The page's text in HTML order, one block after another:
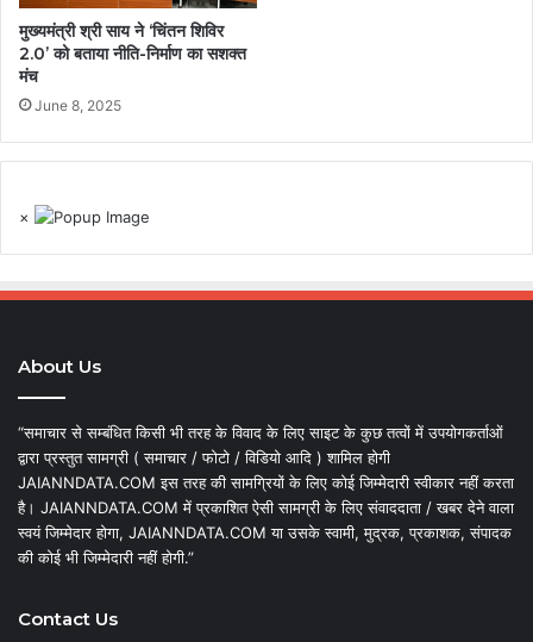
मुख्यमंत्री श्री साय ने ‘चिंतन शिविर
2.0’ को बताया नीति-निर्माण का सशक्त
मंच
June 8, 2025
×
About Us
“समाचार से सम्बंधित किसी भी तरह के विवाद के लिए साइट के कुछ तत्वों में उपयोगकर्ताओं
द्वारा प्रस्तुत सामग्री ( समाचार / फोटो / विडियो आदि ) शामिल होगी
JAIANNDATA.COM इस तरह की सामग्रियों के लिए कोई जिम्मेदारी स्वीकार नहीं करता
है। JAIANNDATA.COM में प्रकाशित ऐसी सामग्री के लिए संवाददाता / खबर देने वाला
स्वयं जिम्मेदार होगा, JAIANNDATA.COM या उसके स्वामी, मुद्रक, प्रकाशक, संपादक
की कोई भी जिम्मेदारी नहीं होगी.”
Contact Us